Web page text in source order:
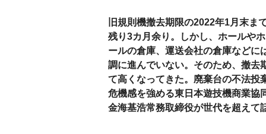
旧規則機撤去期限の2022年1月末ま
残り3カ月余り。しかし、ホールやホ
ールの倉庫、運送会社の倉庫などに
調に進んでいない。そのため、撤去
て高くなってきた。廃棄台の不法投
危機感を強める東日本遊技機商業協
金海基浩常務取締役が世代を超えて